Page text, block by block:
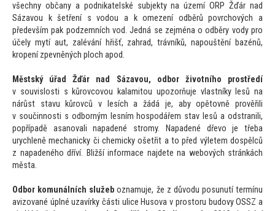
všechny občany a podnikatelské subjekty na území ORP Žďár nad
Sázavou k šetření s vodou a k omezení odběrů povrchových a
především pak podzemních vod. Jedná se zejména o odběry vody pro
účely mytí aut, zalévání hřišť, zahrad, trávníků, napouštění bazénů,
kropení zpevněných ploch apod.
Městský úřad Žďár nad Sázavou, odbor životního prostředí
v souvislosti s kůrovcovou kalamitou upozorňuje vlastníky lesů na
nárůst stavu kůrovců v lesích a žádá je, aby opětovně prověřili
v součinnosti s odborným lesním hospodářem stav lesů a odstranili,
popřípadě asanovali napadené stromy. Napadené dřevo je třeba
urychleně mechanicky či chemicky ošetřit a to před výletem dospělců
z napadeného dříví. Bližší informace najdete na webových stránkách
města.
Odbor komunálních služeb oznamuje, že z důvodu posunutí termínu
avizované úplné uzavírky části ulice Husova v prostoru budovy OSSZ a